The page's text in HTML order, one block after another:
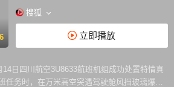
6
搜狐
立即播放
14日四川航空3U8633航班机组成功处置特情真
任务时，在万米高空突遇驾驶舱风挡玻璃爆裂